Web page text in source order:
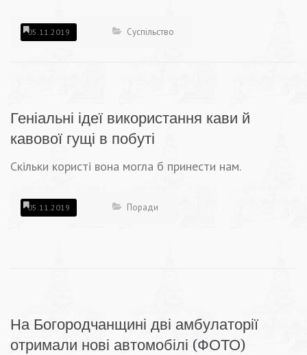
05.11.2019 Суспільство
Геніальні ідеї використання кави й
кавової гущі в побуті
Скільки користі вона могла б принести нам.
05.11.2019 Поради
На Богородчанщині дві амбулаторії
отримали нові автомобілі (ФОТО)